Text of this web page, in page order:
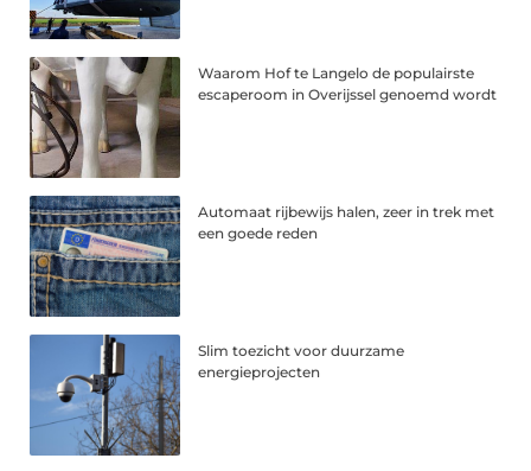
Waarom Hof te Langelo de populairste
escaperoom in Overijssel genoemd wordt
Automaat rijbewijs halen, zeer in trek met
een goede reden
Slim toezicht voor duurzame
energieprojecten